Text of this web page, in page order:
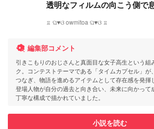
透明なフィルムの向こう側で
♖ ଘ♥ଓ owmitoa ଘ♥ଓ ♖
編集部コメント
引きこもりのおじさんと真面目な女子高生という組
ク。コンテストテーマである「タイムカプセル」が
つなぎ、物語を進めるアイテムとして存在感を発揮
登場人物が自分の過去と向き合い、未来に向かって
丁寧な構成で描かれていました。
小説を読む